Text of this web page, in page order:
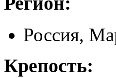
Россия,
Крепость: